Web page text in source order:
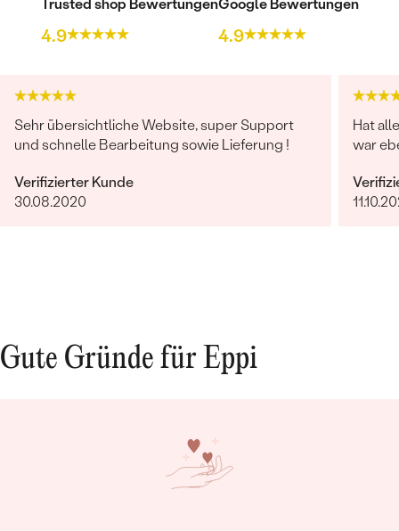
Trusted shop Bewertungen
4.9
Google Bewertungen
4.9
Sehr übersichtliche Website, super Support
und schnelle Bearbeitung sowie Lieferung !
Verifizierter Kunde
30.08.2020
Hat
war
Gute Gründe für Eppi